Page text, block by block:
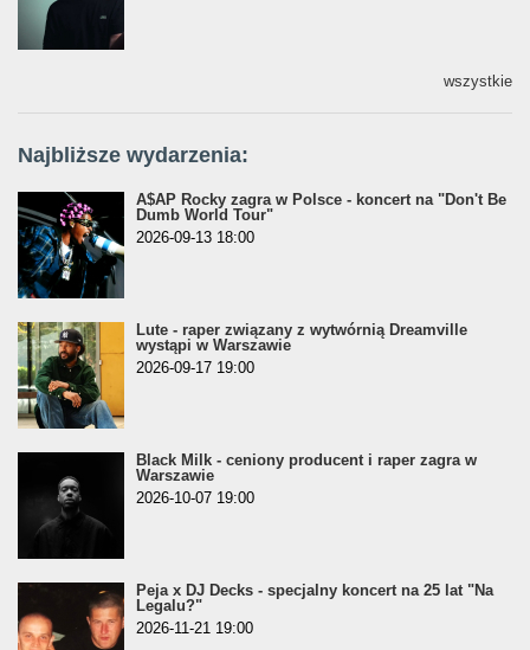
wszystkie
Najbliższe wydarzenia:
A$AP Rocky zagra w Polsce - koncert na "Don't Be
Dumb World Tour"
2026-09-13 18:00
Lute - raper związany z wytwórnią Dreamville
wystąpi w Warszawie
2026-09-17 19:00
Black Milk - ceniony producent i raper zagra w
Warszawie
2026-10-07 19:00
Peja x DJ Decks - specjalny koncert na 25 lat "Na
Legalu?"
2026-11-21 19:00